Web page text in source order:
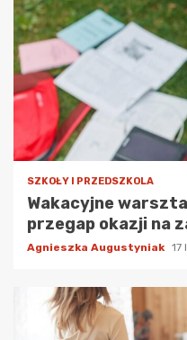
SZKOŁY I PRZEDSZKOLA
Wakacyjne
przegap okazji na
Agnieszka Augustyniak 17